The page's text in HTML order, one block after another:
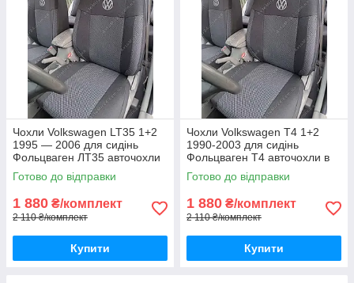
Чохли Volkswagen LT35 1+2
1995 — 2006 для сидінь
Фольцваген ЛТ35 авточохли
в салон якість
Готово до відправки
1 880 ₴/комплект
2 110 ₴/комплект
Купити
Чохли Volkswagen T4 1+2
1990-2003 для сидінь
Фольцваген Т4 авточохли в
салон якість
Готово до відправки
1 880 ₴/комплект
2 110 ₴/комплект
Купити